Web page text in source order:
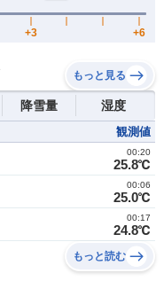
もっと見る
降雪量 湿度
観測値
25.8℃
00:20
25.0℃
00:06
24.8℃
00:17
もっと読む